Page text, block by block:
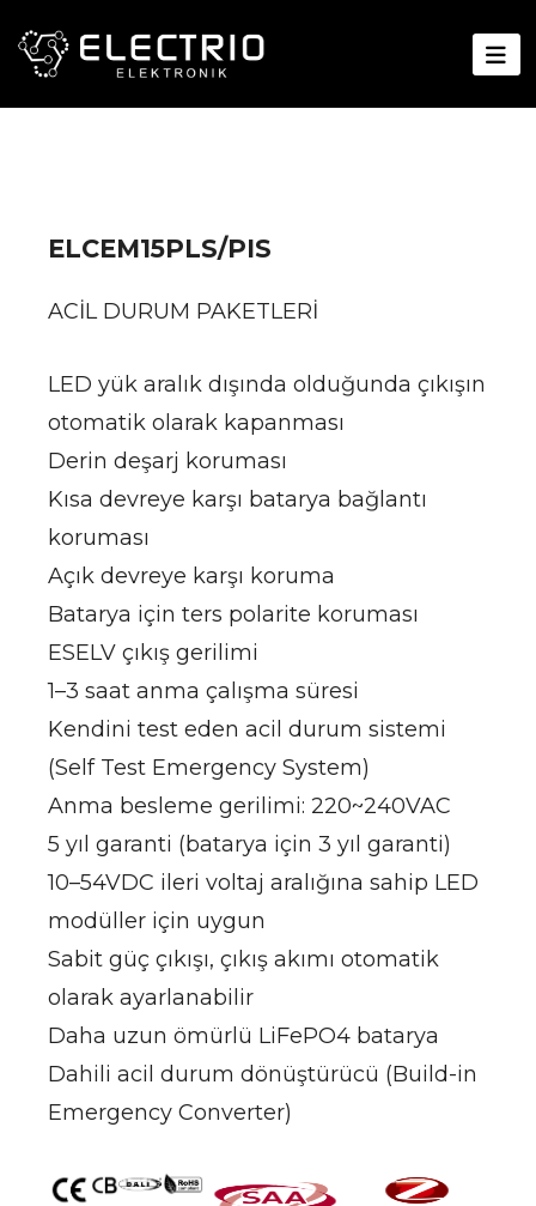
ELCEM15PLS/PIS
ACİL DURUM PAKETLERİ
LED yük aralık dışında olduğunda çıkışın
otomatik olarak kapanması
Derin deşarj koruması
Kısa devreye karşı batarya bağlantı
koruması
Açık devreye karşı koruma
Batarya için ters polarite koruması
ESELV çıkış gerilimi
1–3 saat anma çalışma süresi
Kendini test eden acil durum sistemi
(Self Test Emergency System)
Anma besleme gerilimi: 220~240VAC
5 yıl garanti (batarya için 3 yıl garanti)
10–54VDC ileri voltaj aralığına sahip LED
modüller için uygun
Sabit güç çıkışı, çıkış akımı otomatik
olarak ayarlanabilir
Daha uzun ömürlü LiFePO4 batarya
Dahili acil durum dönüştürücü (Build-in
Emergency Converter)